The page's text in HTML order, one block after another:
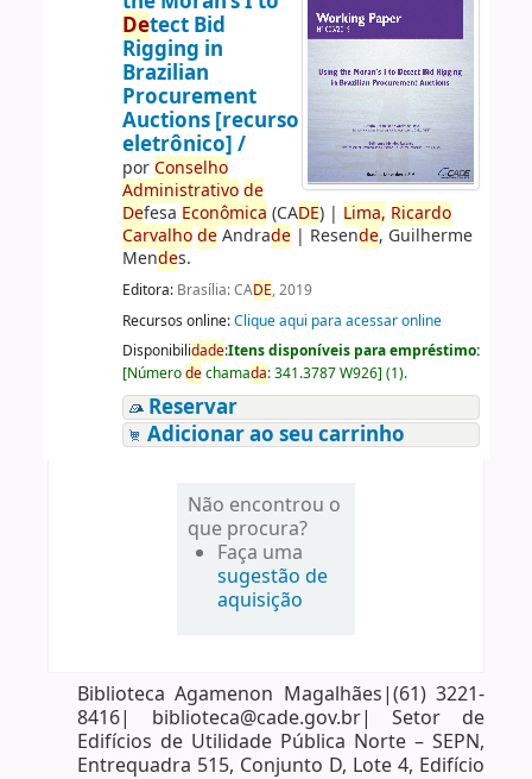
Detect Bid
Rigging in
Brazilian
Procurement
Auctions [recurso
eletrônico] /
porConselho
Administrativo de
Defesa Econômica (CADE)| Lima, Ricardo
Carvalho deAndrade| Resende, Guilherme
Mendes.
Editora: Brasília: CADE, 2019
Recursos online:Clique aqui para acessar online
Disponibilidade:Itens disponíveis para empréstimo:
[Númerodechamada:341.3787 W926] (1).
Reservar
Adicionar ao seu carrinho
Não encontrou o
que procura?
Faça uma
sugestão de
aquisição
Biblioteca Agamenon Magalhães|(61) 3221-
8416| biblioteca@cade.gov.br| Setor de
Edifícios de Utilidade Pública Norte – SEPN,
Entrequadra 515, Conjunto D, Lote 4, Edifício